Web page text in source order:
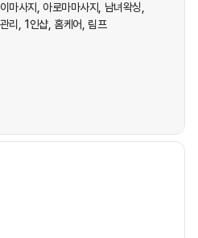
마사지 아로마마사지
남녀왁싱
리 1인샵 홈케어 림프